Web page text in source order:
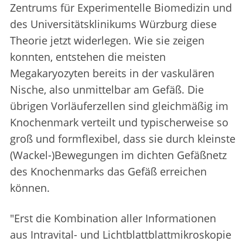
Zentrums für Experimentelle Biomedizin und
des Universitätsklinikums Würzburg diese
Theorie jetzt widerlegen. Wie sie zeigen
konnten, entstehen die meisten
Megakaryozyten bereits in der vaskulären
Nische, also unmittelbar am Gefäß. Die
übrigen Vorläuferzellen sind gleichmäßig im
Knochenmark verteilt und typischerweise so
groß und formflexibel, dass sie durch kleinste
(Wackel-)Bewegungen im dichten Gefäßnetz
des Knochenmarks das Gefäß erreichen
können.
"Erst die Kombination aller Informationen
aus Intravital- und Lichtblattblattmikroskopie